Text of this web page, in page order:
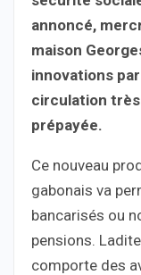
annoncé,
maison
innovations
circulation
prépayée.
Ce nouveau
gabonais va
bancarisés ou
pensions.
comporte des